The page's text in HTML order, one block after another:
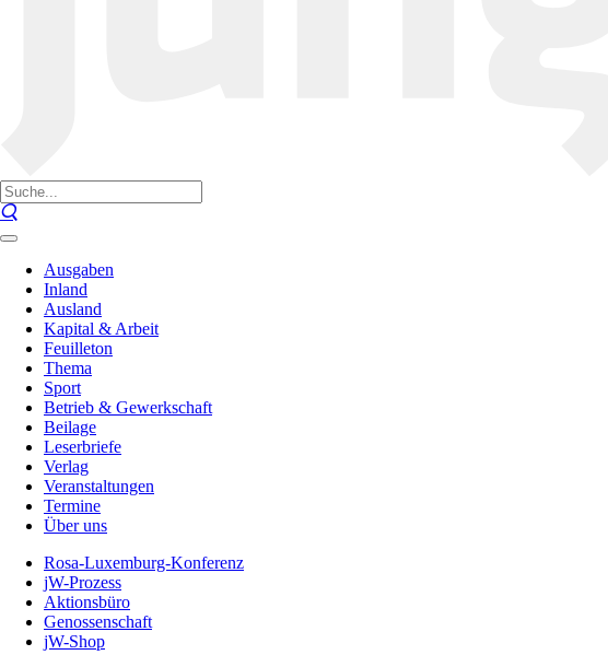
Ausgaben
Inland
Ausland
Kapital & Arbeit
Feuilleton
Thema
Sport
Betrieb & Gewerkschaft
Beilage
Leserbriefe
Verlag
Veranstaltungen
Termine
Über uns
Rosa-Luxemburg-Konferenz
jW-Prozess
Aktionsbüro
Genossenschaft
jW-Shop